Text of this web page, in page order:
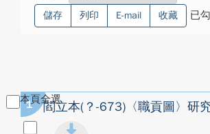
儲存 列印 E-mail 收藏 已
本頁全選
1 閻立本(？-673)〈職貢圖〉研